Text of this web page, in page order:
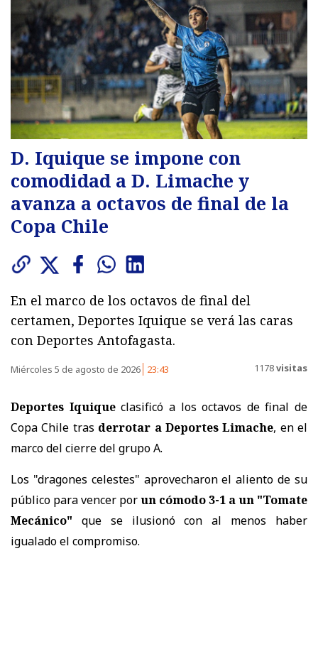
D. Iquique se impone con
comodidad a D. Limache y
avanza a octavos de final de la
Copa Chile
En el marco de los octavos de final del
certamen, Deportes Iquique se verá las caras
con Deportes Antofagasta.
Miércoles 5 de agosto de 2026 23:43 1178visitas
Deportes Iquiqueclasificó a los octavos de final de
Copa Chile tras derrotar a Deportes Limache, en el
marco del cierre del grupo A.
Los "dragones celestes" aprovecharon el aliento de su
público para vencer porun cómodo 3-1 a un "Tomate
Mecánico" que se ilusionó con al menos haber
igualado el compromiso.